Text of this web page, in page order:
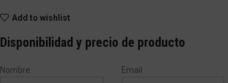
Add to wishlist
Disponibilidad y precio de producto
Nombre Email